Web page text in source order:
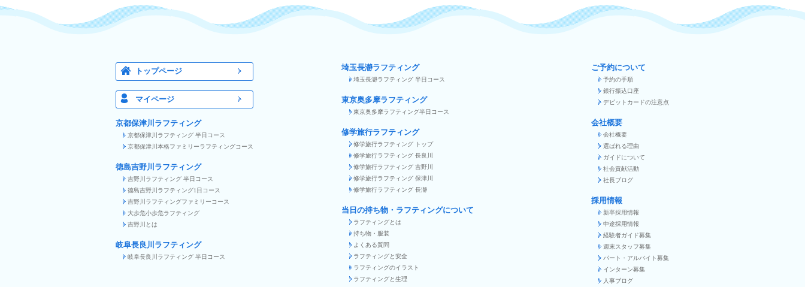
トップページ
マイページ
京都保津川ラフティング
京都保津川ラフティング 半日コース
京都保津川本格ファミリーラフティングコース
徳島吉野川ラフティング
吉野川ラフティング 半日コース
徳島吉野川ラフティング1日コース
吉野川ラフティングファミリーコース
大歩危小歩危ラフティング
吉野川とは
岐阜長良川ラフティング
岐阜長良川ラフティング 半日コース
埼玉長瀞ラフティング
埼玉長瀞ラフティング 半日コース
東京奥多摩ラフティング
東京奥多摩ラフティング半日コース
修学旅行ラフティング
修学旅行ラフティング トップ
修学旅行ラフティング 長良川
修学旅行ラフティング 吉野川
修学旅行ラフティング 保津川
修学旅行ラフティング 長瀞
当日の持ち物・ラフティングについて
ラフティングとは
持ち物・服装
よくある質問
ラフティングと安全
ラフティングのイラスト
ラフティングと生理
ご予約について
予約の手順
銀行振込口座
デビットカードの注意点
会社概要
会社概要
選ばれる理由
ガイドについて
社会貢献活動
社長ブログ
採用情報
新卒採用情報
中途採用情報
経験者ガイド募集
週末スタッフ募集
パート・アルバイト募集
インターン募集
人事ブログ